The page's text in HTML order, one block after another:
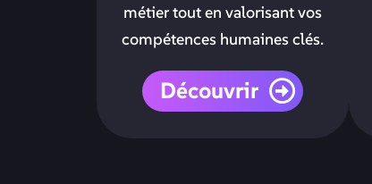
métier tout en valorisant vos
compétences humaines clés.
Découvrir